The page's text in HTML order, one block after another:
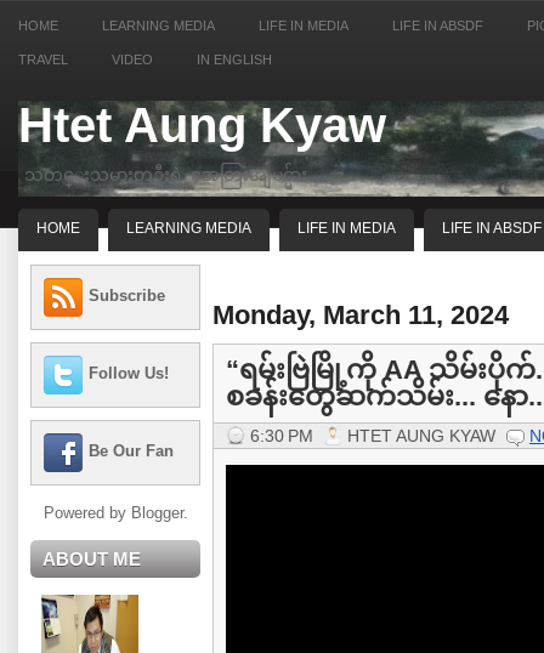
HOME LEARNING MEDIA LIFE IN MEDIA LIFE IN ABSDF
TRAVEL VIDEO IN ENGLISH
Htet Aung Kyaw
သတင္းသမားတဦးရဲ့ အေတြးအျမင္မ်ား
HOME LEARNING MEDIA LIFE IN MEDIA LIFE IN ABSDF
Subscribe
Follow Us!
Be Our Fan
Powered by Blogger.
ABOUT ME
Monday, March 11, 2024
“ရမ်းဗြဲမြို့ကို AA သိမ်းပိုက်
စခန်းတွေဆက်သိမ်း... နော
6:30 PM HTET AUNG KYAW